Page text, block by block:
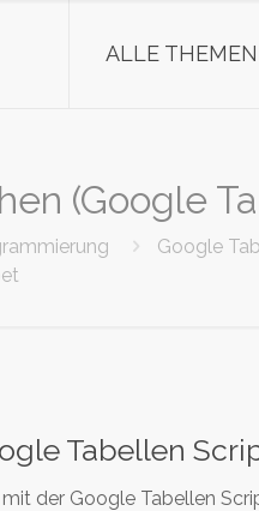
ALLE
(Google
Google
Tabellen
der Google Tabellen